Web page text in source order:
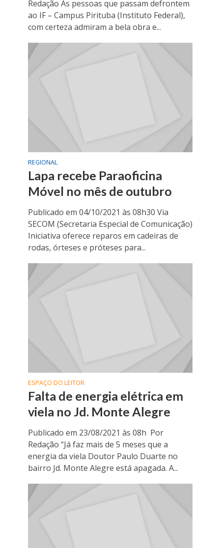
Redação As pessoas que passam defrontem
ao IF – Campus Pirituba (Instituto Federal),
com certeza admiram a bela obra e...
REGIONAL
Lapa recebe Paraoficina
Móvel no mês de outubro
Publicado em 04/10/2021 às 08h30 Via
SECOM (Secretaria Especial de Comunicação)
Iniciativa oferece reparos em cadeiras de
rodas, órteses e próteses para...
ESPAÇO DO LEITOR
Falta de energia elétrica em
viela no Jd. Monte Alegre
Publicado em 23/08/2021 às 08h Por
Redação “Já faz mais de 5 meses que a
energia da viela Doutor Paulo Duarte no
bairro Jd. Monte Alegre está apagada. A...